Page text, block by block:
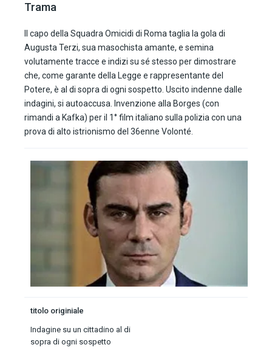
Trama
Il capo della Squadra Omicidi di Roma taglia la gola di
Augusta Terzi, sua masochista amante, e semina
volutamente tracce e indizi su sé stesso per dimostrare
che, come garante della Legge e rappresentante del
Potere, è al di sopra di ogni sospetto. Uscito indenne dalle
indagini, si autoaccusa. Invenzione alla Borges (con
rimandi a Kafka) per il 1° film italiano sulla polizia con una
prova di alto istrionismo del 36enne Volonté.
titolo originiale
Indagine su un cittadino al di
sopra di ogni sospetto